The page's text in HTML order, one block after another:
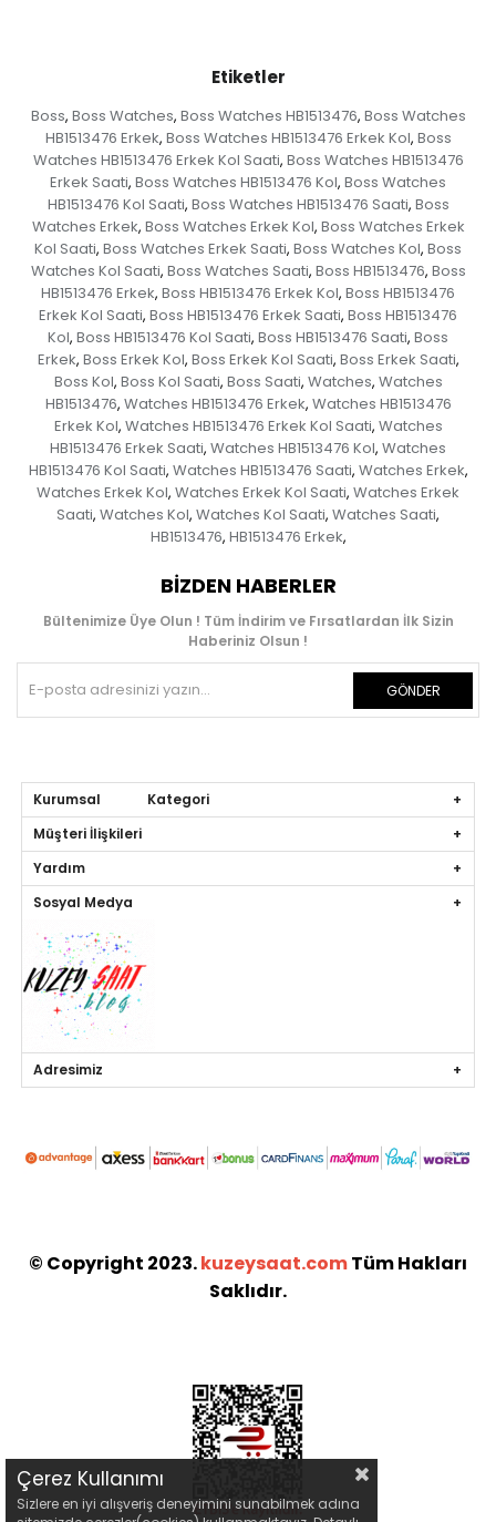
Etiketler
Boss, Boss Watches, Boss Watches HB1513476, Boss Watches
HB1513476 Erkek, Boss Watches HB1513476 Erkek Kol, Boss
Watches HB1513476 Erkek Kol Saati, Boss Watches HB1513476
Erkek Saati, Boss Watches HB1513476 Kol, Boss Watches
HB1513476 Kol Saati, Boss Watches HB1513476 Saati, Boss
Watches Erkek, Boss Watches Erkek Kol, Boss Watches Erkek
Kol Saati, Boss Watches Erkek Saati, Boss Watches Kol, Boss
Watches Kol Saati, Boss Watches Saati, Boss HB1513476, Boss
HB1513476 Erkek, Boss HB1513476 Erkek Kol, Boss HB1513476
Erkek Kol Saati, Boss HB1513476 Erkek Saati, Boss HB1513476
Kol, Boss HB1513476 Kol Saati, Boss HB1513476 Saati, Boss
Erkek, Boss Erkek Kol, Boss Erkek Kol Saati, Boss Erkek Saati,
Boss Kol, Boss Kol Saati, Boss Saati, Watches, Watches
HB1513476, Watches HB1513476 Erkek, Watches HB1513476
Erkek Kol, Watches HB1513476 Erkek Kol Saati, Watches
HB1513476 Erkek Saati, Watches HB1513476 Kol, Watches
HB1513476 Kol Saati, Watches HB1513476 Saati, Watches Erkek,
Watches Erkek Kol, Watches Erkek Kol Saati, Watches Erkek
Saati, Watches Kol, Watches Kol Saati, Watches Saati,
HB1513476, HB1513476 Erkek,
BIZDEN HABERLER
Bültenimize Üye Olun ! Tüm İndirim ve Fırsatlardan İlk Sizin
Haberiniz Olsun !
GÖNDER
Kurumsal Kategori
Müşteri İlişkileri
Yardım
Sosyal Medya
Adresimiz
© Copyright 2023.kuzeysaat.comTüm Hakları
Saklıdır.
Çerez Kullanımı
Sizlere en iyi alışveriş deneyimini sunabilmek adına